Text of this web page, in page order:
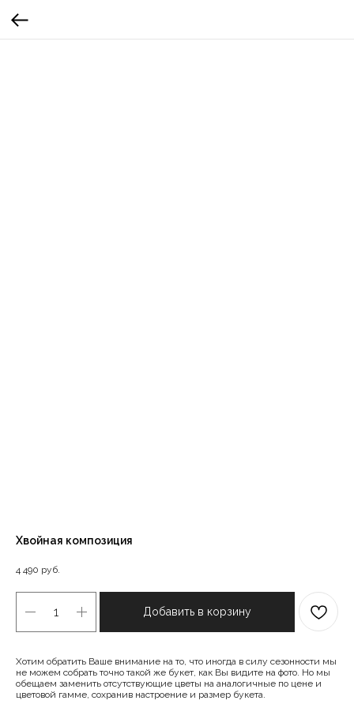
Хвойная композиция
4 490 руб.
Добавить в корзину
Хотим обратить Ваше внимание на то, что иногда в силу сезонности мы
не можем собрать точно такой же букет, как Вы видите на фото. Но мы
обещаем заменить отсутствующие цветы на аналогичные по цене и
цветовой гамме, сохранив настроение и размер букета.